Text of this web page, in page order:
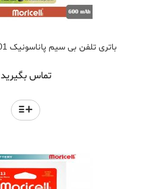
باتری تلفن بی سیم پاناسونیک HHR_P501 موریسل
تماس بگیرید